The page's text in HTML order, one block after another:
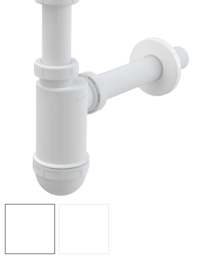
VÝPREDAJ
PRÍSLUŠENSTVO K SPRCHOVÝM KÚTOM A
Ochrana osobných údajov GDPR
Formulár na vrátenie tovaru